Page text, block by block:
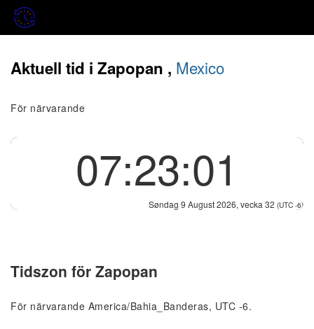
Aktuell tid i Zapopan , Mexico
För närvarande
07:23:01
Søndag 9 August 2026, vecka 32 (UTC -6)
Tidszon för Zapopan
För närvarande America/Bahia_Banderas, UTC -6.